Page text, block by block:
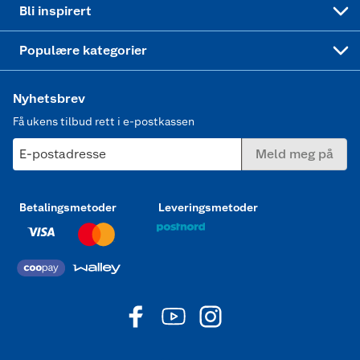
Bli inspirert
Populære kategorier
Nyhetsbrev
Få ukens tilbud rett i e-postkassen
E-postadresse Meld meg på
Betalingsmetoder Leveringsmetoder